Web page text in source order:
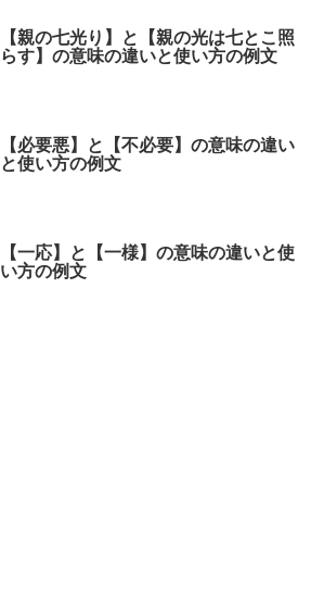
【親の七光り】と【親の光は七とこ照
らす】の意味の違いと使い方の例文
【必要悪】と【不必要】の意味の違い
と使い方の例文
【一応】と【一様】の意味の違いと使
い方の例文